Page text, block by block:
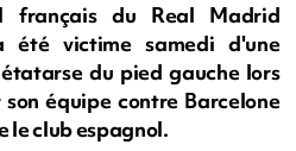
français du Real Madrid
été victime samedi d'une
du pied gauche lors
équipe contre Barcelone
le club espagnol.